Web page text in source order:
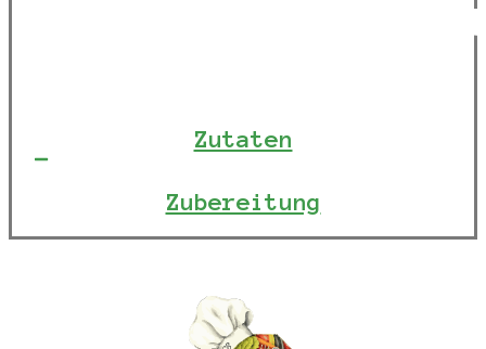
Zutaten
Zubereitung